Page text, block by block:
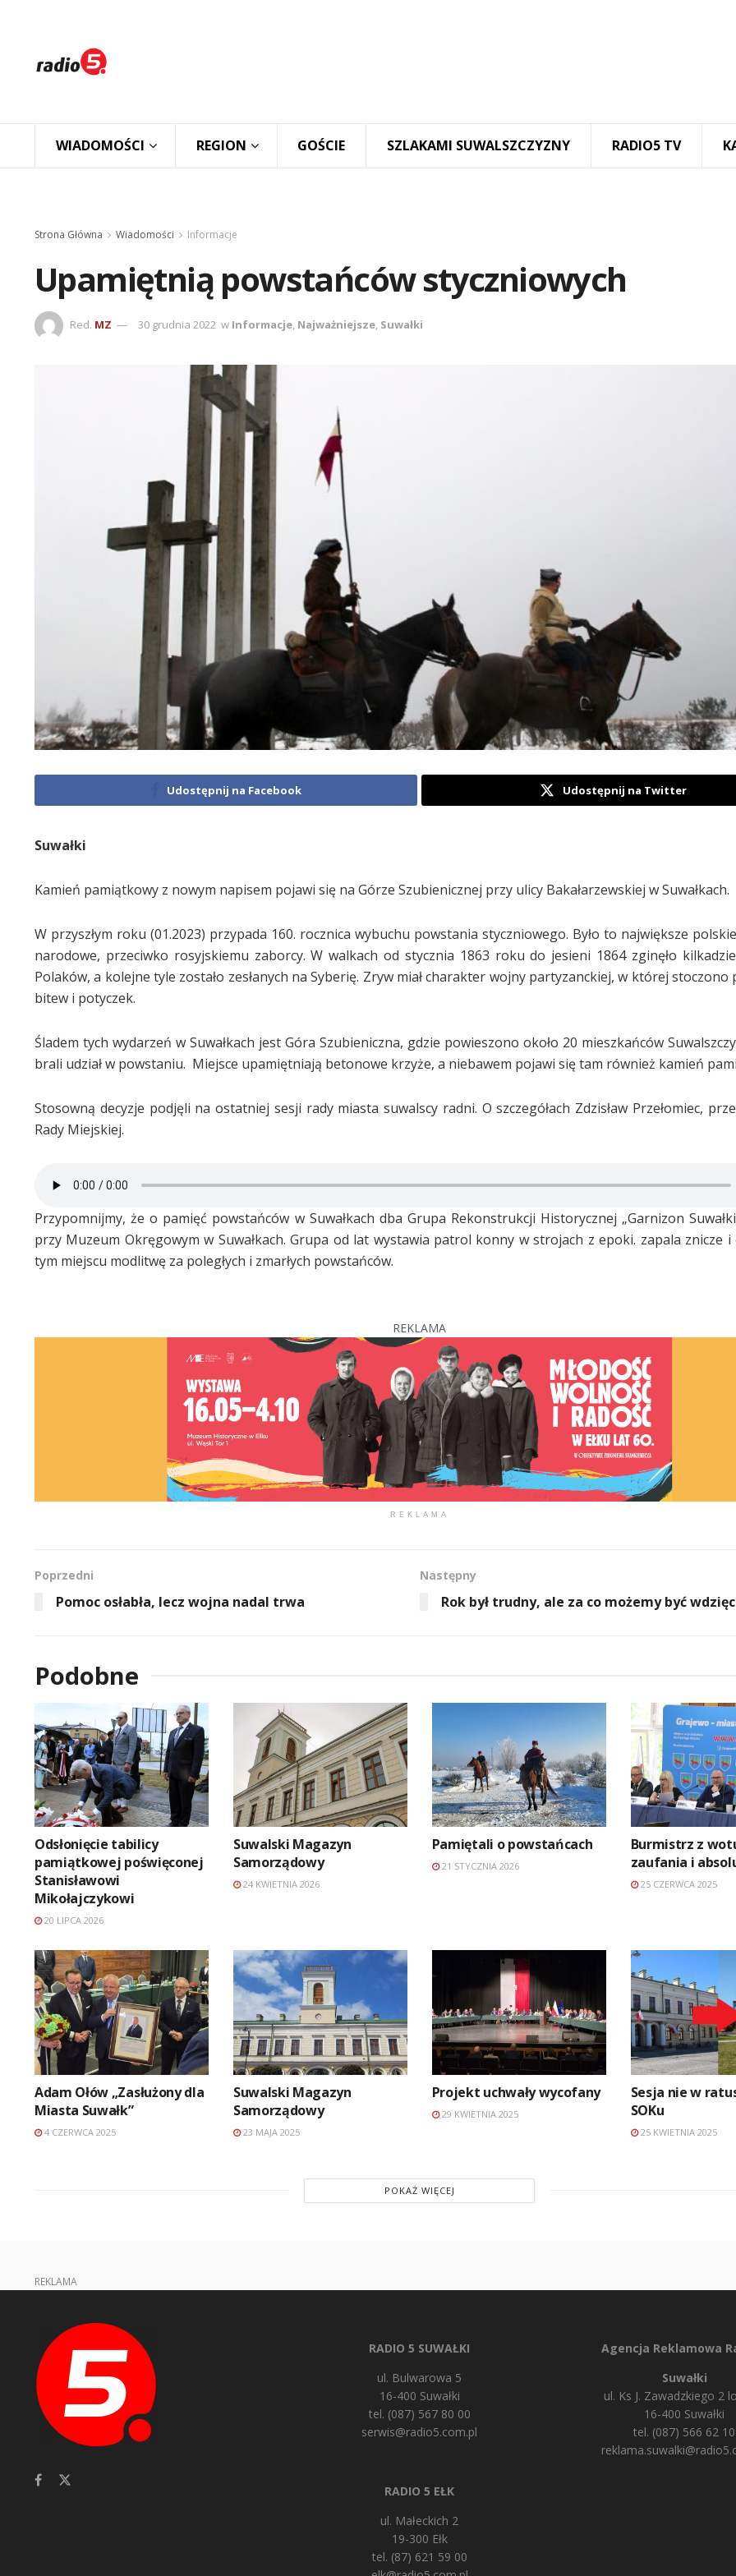
WIADOMOŚCI REGION GOŚCIE SZLAKAMI SUWALSZCZYZNY RADIO5 TV
Strona Główna Wiadomości Informacje
Upamiętnią powstańców styczniowych
Red. MZ 30 grudnia 2022 w Informacje, Najważniejsze, Suwałki
Udostępnij na Facebook Udostępnij na Twitter
Suwałki
Kamień pamiątkowy z nowym napisem pojawi się na Górze Szubienicznej przy ulicy Bakałarzewskiej w Suwałkach.
W przyszłym roku (01.2023) przypada 160. rocznica wybuchu powstania styczniowego. Było to największe
narodowe, przeciwko rosyjskiemu zaborcy. W walkach od stycznia 1863 roku do jesieni 1864 zginęło
Polaków, a kolejne tyle zostało zesłanych na Syberię. Zryw miał charakter wojny partyzanckiej, w której stoczono
bitew i potyczek.
Śladem tych wydarzeń w Suwałkach jest Góra Szubieniczna, gdzie powieszono około 20 mieszkańców
brali udział w powstaniu. Miejsce upamiętniają betonowe krzyże, a niebawem pojawi się tam również kamień
Stosowną decyzje podjęli na ostatniej sesji rady miasta suwalscy radni. O szczegółach Zdzisław Przełomiec,
Rady Miejskiej.
Przypomnijmy, że o pamięć powstańców w Suwałkach dba Grupa Rekonstrukcji Historycznej „Garnizon
przy Muzeum Okręgowym w Suwałkach. Grupa od lat wystawia patrol konny w strojach z epoki. zapala znicze i
tym miejscu modlitwę za poległych i zmarłych powstańców.
REKLAMA
REKLAMA
Poprzedni
Pomoc osłabła, lecz wojna nadal trwa
Następny
Rok był trudny, ale za co możemy być
Podobne
Odsłonięcie tabilicy
pamiątkowej poświęconej
Stanisławowi
Mikołajczykowi
20 LIPCA 2026
Suwalski Magazyn
Samorządowy
24 KWIETNIA 2026
Pamiętali o powstańcach
21 STYCZNIA 2026
Burmistrz z
zaufania i
25 CZERWCA 2025
Adam Ołów „Zasłużony dla
Miasta Suwałk”
4 CZERWCA 2025
Suwalski Magazyn
Samorządowy
23 MAJA 2025
Projekt uchwały wycofany
29 KWIETNIA 2025
Sesja nie w
SOKu
25 KWIETNIA 2025
POKAŻ WIĘCEJ
REKLAMA
RADIO 5 SUWAŁKI
ul. Bulwarowa 5
16-400 Suwałki
tel. (087) 567 80 00
serwis@radio5.com.pl
RADIO 5 EŁK
ul. Małeckich 2
19-300 Ełk
tel. (87) 621 59 00
Agencja Reklamowa
Suwałki
ul. Ks J. Zawadzkiego 2
16-400 Suwałki
tel. (087) 566 62 10